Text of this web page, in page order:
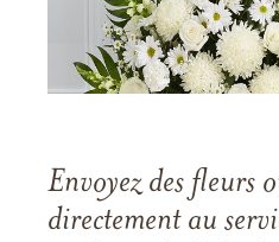
Envoyez des fleurs
directement au